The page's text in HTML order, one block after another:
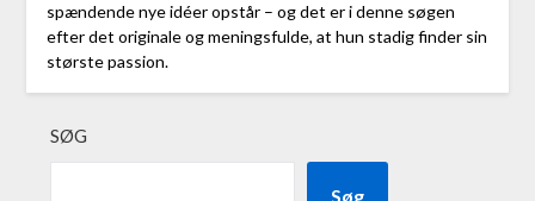
spændende nye idéer opstår – og det er i denne søgen
efter det originale og meningsfulde, at hun stadig finder sin
største passion.
SØG
Søg